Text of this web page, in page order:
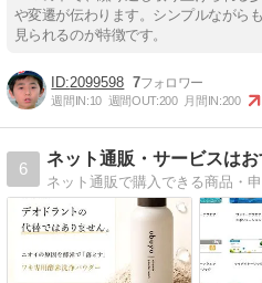
や変遷が伝わります。シンプルながら
見られるのが特徴です。
2099598 7
週間IN:10 週間OUT:200 月間IN:200
6
ネット通販・サービスは